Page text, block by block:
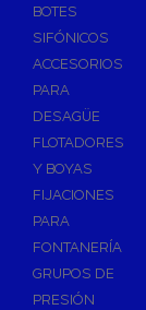
BOTES
SIFÓNICOS
ACCESORIOS
PARA
DESAGÜE
FLOTADORES
Y BOYAS
FIJACIONES
PARA
FONTANERÍA
GRUPOS DE
PRESIÓN